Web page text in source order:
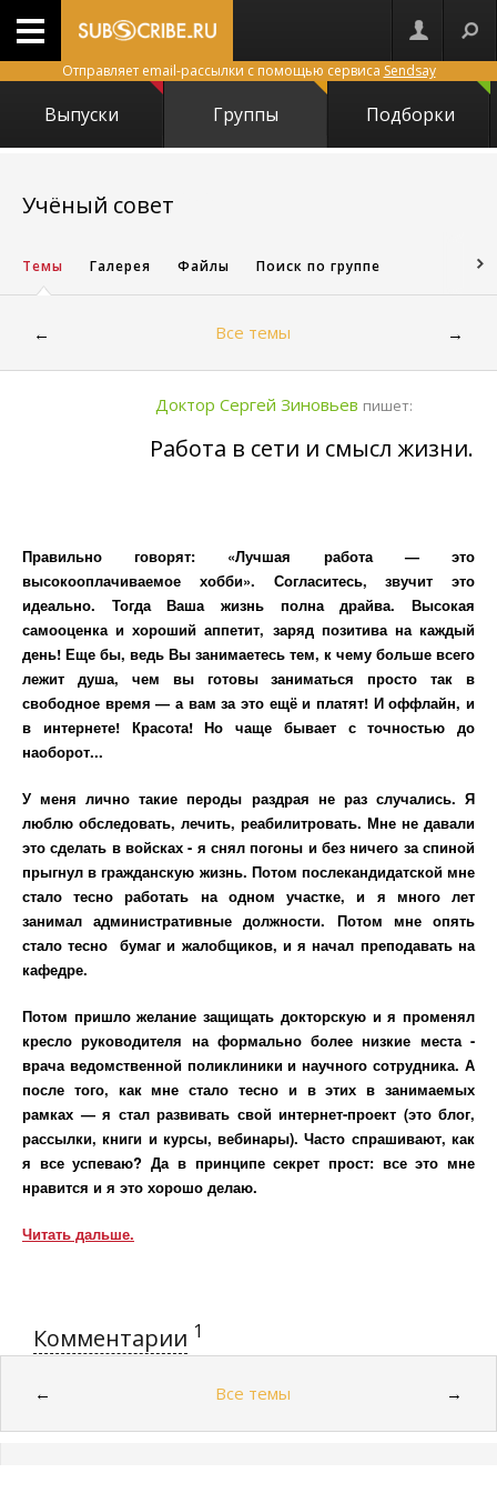
Отправляет email-рассылки с помощью сервиса Sendsay
Выпуски Группы Подборки
Учёный совет
Темы Галерея Файлы Поиск по группе
← Все темы →
Доктор Сергей Зиновьев пишет:
Работа в сети и смысл жизни.
Правильно говорят: «Лучшая работа — это
высокооплачиваемое хобби». Согласитесь, звучит это
идеально. Тогда Ваша жизнь полна драйва. Высокая
самооценка и хороший аппетит, заряд позитива на каждый
день! Еще бы, ведь Вы занимаетесь тем, к чему больше всего
лежит душа, чем вы готовы заниматься просто так в
свободное время — а вам за это ещё и платят! И оффлайн, и
в интернете! Красота! Но чаще бывает с точностью до
наоборот...
У меня лично такие пероды раздрая не раз случались. Я
люблю обследовать, лечить, реабилитровать. Мне не давали
это сделать в войсках - я снял погоны и без ничего за спиной
прыгнул в гражданскую жизнь. Потом послекандидатской мне
стало тесно работать на одном участке, и я много лет
занимал административные должности. Потом мне опять
стало тесно бумаг и жалобщиков, и я начал преподавать на
кафедре.
Потом пришло желание защищать докторскую и я променял
кресло руководителя на формально более низкие места -
врача ведомственной поликлиники и научного сотрудника. А
после того, как мне стало тесно и в этих в занимаемых
рамках — я стал развивать свой интернет-проект (это блог,
рассылки, книги и курсы, вебинары). Часто спрашивают, как
я все успеваю? Да в принципе секрет прост: все это мне
нравится и я это хорошо делаю.
Читать дальше.
Комментарии 1
← Все темы →